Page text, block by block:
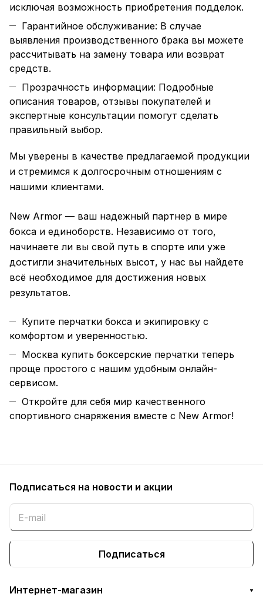
исключая возможность приобретения подделок.
Гарантийное обслуживание: В случае
выявления производственного брака вы можете
рассчитывать на замену товара или возврат
средств.
Прозрачность информации: Подробные
описания товаров, отзывы покупателей и
экспертные консультации помогут сделать
правильный выбор.
Мы уверены в качестве предлагаемой продукции
и стремимся к долгосрочным отношениям с
нашими клиентами.
New Armor — ваш надежный партнер в мире
бокса и единоборств. Независимо от того,
начинаете ли вы свой путь в спорте или уже
достигли значительных высот, у нас вы найдете
всё необходимое для достижения новых
результатов.
Купите перчатки бокса и экипировку с
комфортом и уверенностью.
Москва купить боксерские перчатки теперь
проще простого с нашим удобным онлайн-
сервисом.
Откройте для себя мир качественного
спортивного снаряжения вместе с New Armor!
Подписаться на новости и акции
Подписаться
Интернет-магазин